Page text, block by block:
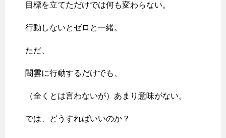
目標を立てただけでは何も変わらない。
行動しないとゼロと一緒。
ただ、
闇雲に行動するだけでも、
（全くとは言わないが）あまり意味がない。
では、どうすればいいのか？